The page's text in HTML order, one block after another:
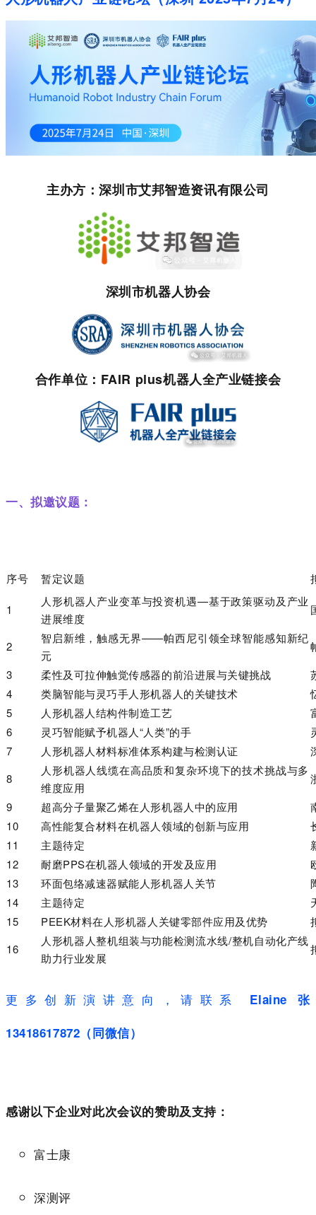
主办方：深圳市艾邦智造资讯有限公司
深圳市机器人协会
合作单位： FAIR plus机器人全产业链接会
一、拟邀议题：
序号 暂定议题
1
人形机器人产业变革与投资机遇—基于政策驱动及产业
进展维度
2
智启新维，触感无界——帕西尼引领全球智能感知新纪
元
3
柔性及可拉伸触觉传感器的前沿进展与关键挑战
4
类脑智能与灵巧手人形机器人的关键技术
5
人形机器人结构件制造工艺
6
灵巧智能赋予机器人“人类”的手
7
人形机器人材料标准体系构建与检测认证
8
人形机器人线缆在高品质和复杂环境下的技术挑战与多
维度应用
9
超高分子量聚乙烯在人形机器人中的应用
10
高性能复合材料在机器人领域的创新与应用
11
主题待定
12
耐磨PPS在机器人领域的开发及应用
13
环面包络减速器赋能人形机器人关节
14
主题待定
15
PEEK材料在人形机器人关键零部件应用及优势
16
人形机器人整机组装与功能检测流水线/整机自动化产线
助力行业发展
更多创新演讲意向，请联系 Elaine 张
13418617872（同微信）
感谢以下企业对此次会议的赞助及支持：
富士康
深测评